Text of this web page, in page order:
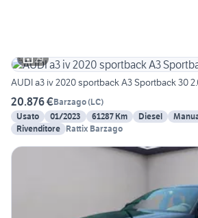
29
AUDI a3 iv 2020 sportback A3 Sportback 30
20.876 €Barzago(LC)
Usato
01/2023 61287 Km Diesel
Rivenditore Rattix Barzago